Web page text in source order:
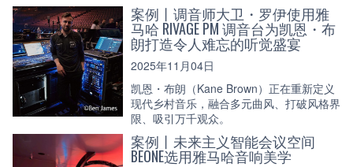
案例丨调音师大卫・罗伊使用雅
马哈 RIVAGE PM 调音台为凯恩・布
朗打造令人难忘的听觉盛宴
2025年11月04日
凯恩・布朗（Kane Brown）正在重新定义
现代乡村音乐，融合多元曲风、打破风格界
限、吸引万千观众。
案例丨未来主义智能会议空间
BEONE选用雅马哈音响美学